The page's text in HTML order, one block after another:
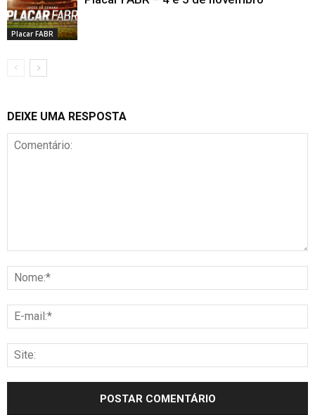
Placar FABR
DEIXE UMA RESPOSTA